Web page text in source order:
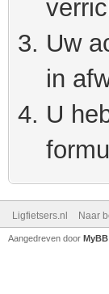
Uw
in
U
Ligfietsers.nl Naar
Aangedreven door MyBB